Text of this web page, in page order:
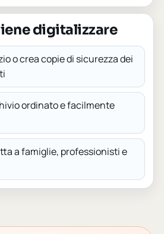
digitalizzare
o crea copie di sicurezza dei
ordinato e facilmente
a famiglie, professionisti e